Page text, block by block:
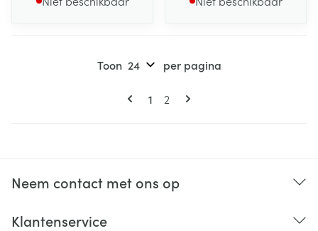
Pagina's
U lees momenteel pagina
1 Pagina
2
Toon per pagina
Neem contact met ons op
Klantenservice